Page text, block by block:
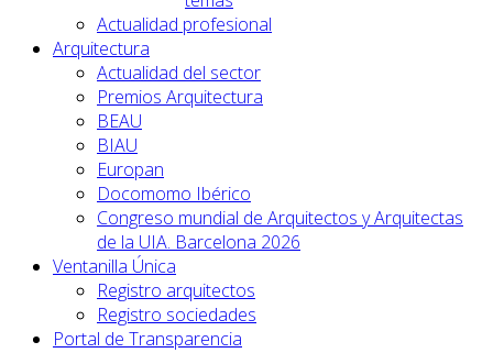
Actualidad profesional
Arquitectura
Actualidad del sector
Premios Arquitectura
BEAU
BIAU
Europan
Docomomo Ibérico
Congreso mundial de Arquitectos y Arquitectas
de la UIA. Barcelona 2026
Ventanilla Única
Registro arquitectos
Registro sociedades
Portal de Transparencia